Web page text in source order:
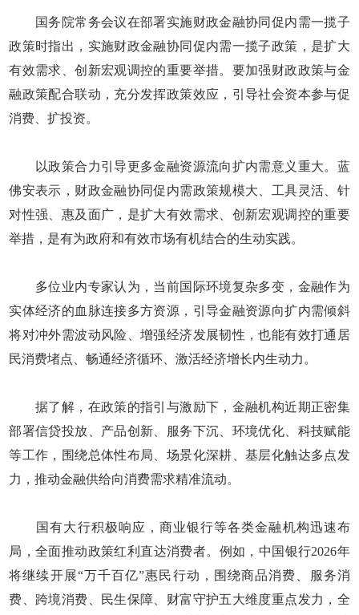
国务院常务会议在部署实施财政金融协同促内需一揽子
政策时指出，实施财政金融协同促内需一揽子政策，是扩大
有效需求、创新宏观调控的重要举措。要加强财政政策与金
融政策配合联动，充分发挥政策效应，引导社会资本参与促
消费、扩投资。
以政策合力引导更多金融资源流向扩内需意义重大。蓝
佛安表示，财政金融协同促内需政策规模大、工具灵活、针
对性强、惠及面广，是扩大有效需求、创新宏观调控的重要
举措，是有为政府和有效市场有机结合的生动实践。
多位业内专家认为，当前国际环境复杂多变，金融作为
实体经济的血脉连接多方资源，引导金融资源向扩内需倾斜
将对冲外需波动风险、增强经济发展韧性，也能有效打通居
民消费堵点、畅通经济循环、激活经济增长内生动力。
据了解，在政策的指引与激励下，金融机构近期正密集
部署信贷投放、产品创新、服务下沉、环境优化、科技赋能
等工作，围绕总体性布局、场景化深耕、基层化触达多点发
力，推动金融供给向消费需求精准流动。
国有大行积极响应，商业银行等各类金融机构迅速布
局，全面推动政策红利直达消费者。例如，中国银行2026年
将继续开展“万千百亿”惠民行动，围绕商品消费、服务消
费、跨境消费、民生保障、财富守护五大维度重点发力，全